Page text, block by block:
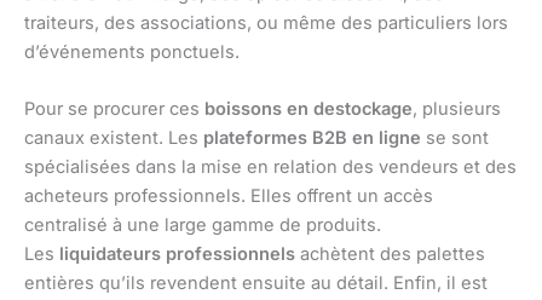
traiteurs, des associations, ou même des particuliers lors
d’événements ponctuels.
Pour se procurer ces boissons en destockage, plusieurs
canaux existent. Les plateformes B2B en ligne se sont
spécialisées dans la mise en relation des vendeurs et des
acheteurs professionnels. Elles offrent un accès
centralisé à une large gamme de produits.
Les liquidateurs professionnels achètent des palettes
entières qu’ils revendent ensuite au détail. Enfin, il est